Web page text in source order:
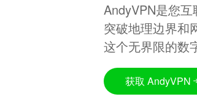
AndyVPN是您
突破地理边界和
这个无界限的数
获取 AndyVPN